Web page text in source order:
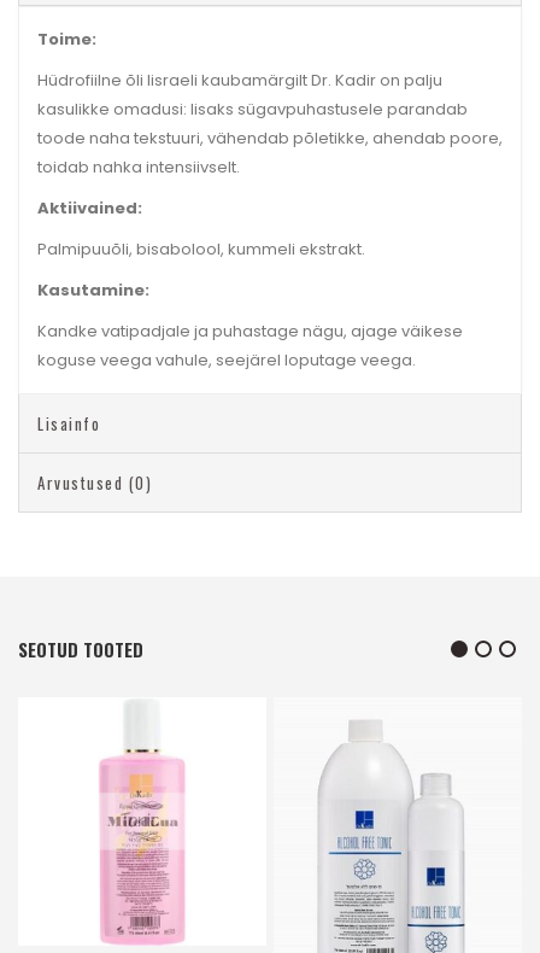
Toime:
Hüdrofiilne õli Iisraeli kaubamärgilt Dr. Kadir on palju
kasulikke omadusi: lisaks sügavpuhastusele parandab
toode naha tekstuuri, vähendab põletikke, ahendab poore,
toidab nahka intensiivselt.
Aktiivained:
Palmipuuõli, bisabolool, kummeli ekstrakt.
Kasutamine:
Kandke vatipadjale ja puhastage nägu, ajage väikese
koguse veega vahule, seejärel loputage veega.
Lisainfo
Arvustused (0)
SEOTUD TOOTED